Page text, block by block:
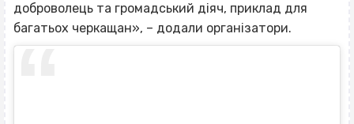
доброволець та громадський діяч, приклад для
багатьох черкащан», – додали організатори.